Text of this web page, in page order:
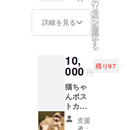
い。
ます。
※支援
時、必
ず備考
希望の
お名前
をご記
入くだ
さい。
記入の
ない場
合は
詳細を見る
の
リ
タ
ー
ン
を
選
択
す
る
10,
000 円
残り97
猫ちゃ
んポス
トカー
ド
支援